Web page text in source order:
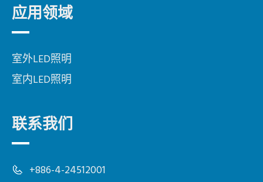
应用领域
室外LED照明
室内LED照明
联系我们
+886-4-24512001